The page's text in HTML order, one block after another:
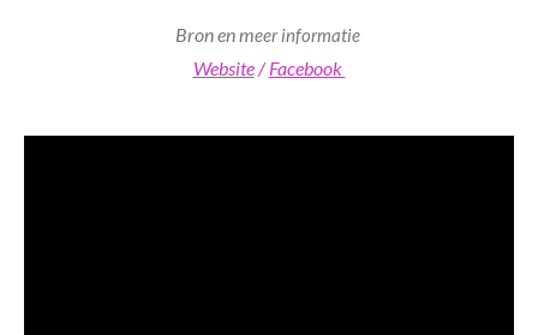
Bron en meer informatie
Website/Facebook